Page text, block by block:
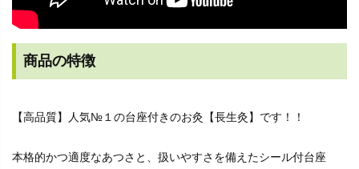
商品の特徴
【高品質】人気№１の台座付きのお灸【長生灸】です！！
本格的かつ適度なあつさと、扱いやすさを備えたシール付台座